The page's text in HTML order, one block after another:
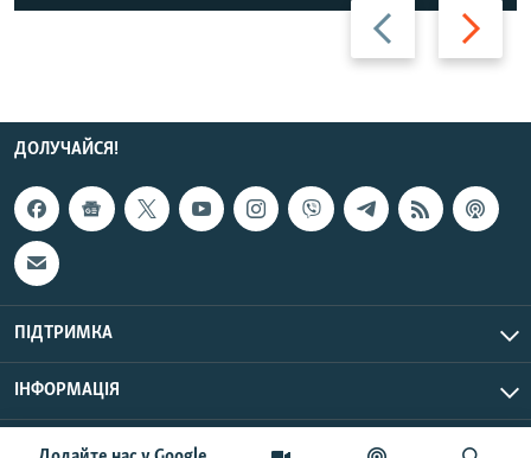
Назад Вперед
ДОЛУЧАЙСЯ!
ПІДТРИМКА
ІНФОРМАЦІЯ
© Радіо Свобода, 2026 | Усі права застережено.
UTC+3